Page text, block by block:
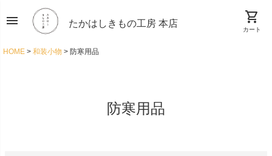
menu たかはしきもの工房 本店 shopping_cart
カート
HOME 和装小物 防寒用品
防寒用品